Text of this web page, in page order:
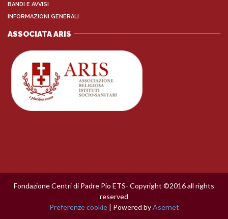
BANDI E AVVISI
INFORMAZIONI GENERALI
ASSOCIATA ARIS
Fondazione Centri di Padre Pio ETS- Copyright ©2016 all rights
reserved
Preferenze cookie| Powered byAsernet